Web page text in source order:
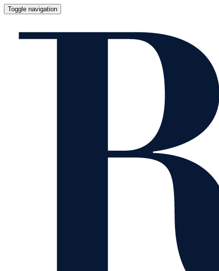
Toggle navigation